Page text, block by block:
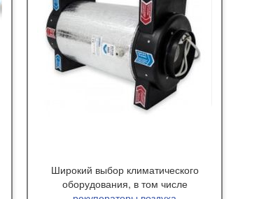
Широкий выбор климатического
оборудования, в том числе